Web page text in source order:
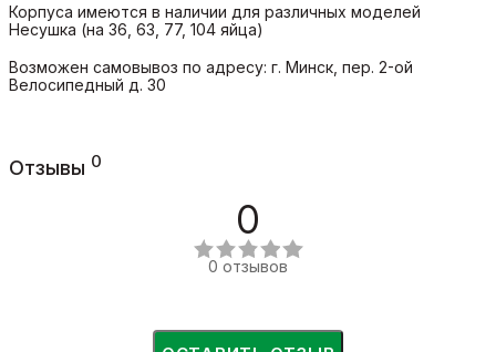
Корпуса имеются в наличии для различных моделей
Несушка (на 36, 63, 77, 104 яйца)
Возможен самовывоз по адресу: г. Минск, пер. 2-ой
Велосипедный д. 30
Отзывы 0
0
0 отзывов